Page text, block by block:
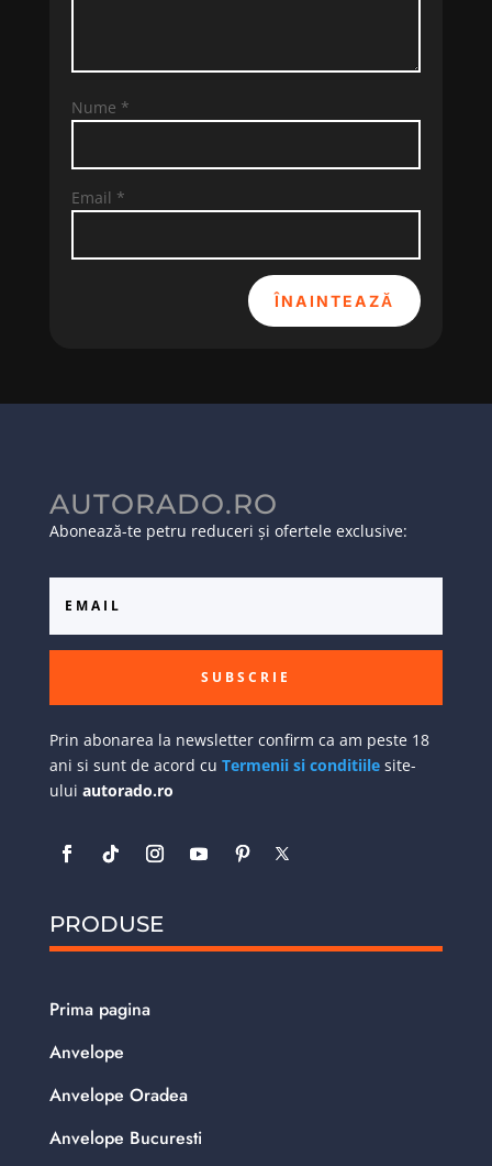
Nume *
Email *
ÎNAINTEAZĂ
AUTORADO.RO
Abonează-te petru reduceri și ofertele exclusive:
SUBSCRIE
Prin abonarea la newsletter confirm ca am peste 18
ani si sunt de acord cu Termenii si conditiilesite-
ului autorado.ro
PRODUSE
Prima pagina
Anvelope
Anvelope Oradea
Anvelope Bucuresti